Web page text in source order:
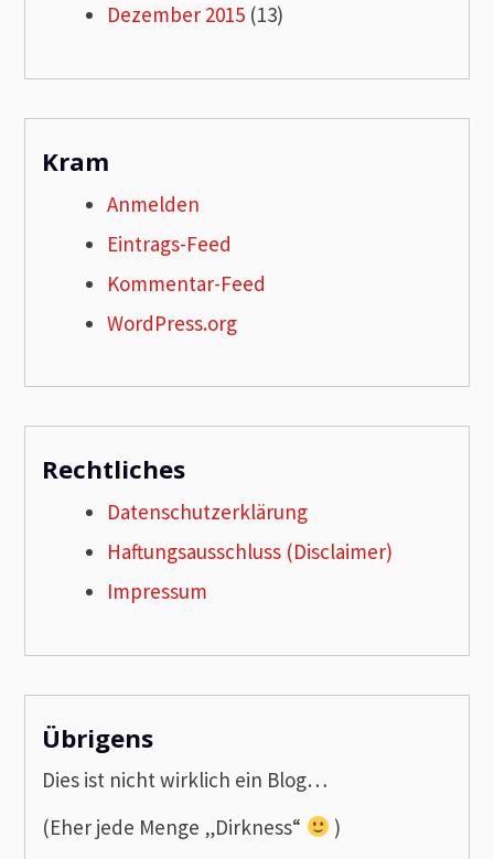
Dezember 2015 (13)
Kram
Anmelden
Eintrags-Feed
Kommentar-Feed
WordPress.org
Rechtliches
Datenschutzerklärung
Haftungsausschluss (Disclaimer)
Impressum
Übrigens
Dies ist nicht wirklich ein Blog…
(Eher jede Menge „Dirkness“
)